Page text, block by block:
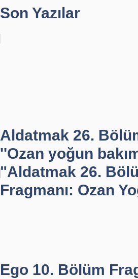
Son Yazılar
Aldatmak 26.
''Ozan yoğun
"Aldatmak 26.
Fragmanı: Ozan
Ego 10. Bölüm